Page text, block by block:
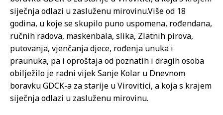
siječnja odlazi u zasluženu mirovinu.Više od 18
godina, u koje se skupilo puno uspomena, rođendana,
ručnih radova, maskenbala, slika, Zlatnih pirova,
putovanja, vjenčanja djece, rođenja unuka i
praunuka, pa i oproštaja od poznatih i dragih osoba
obilježilo je radni vijek Sanje Kolar u Dnevnom
boravku GDCK-a za starije u Virovitici, a koja s krajem
siječnja odlazi u zasluženu mirovinu.